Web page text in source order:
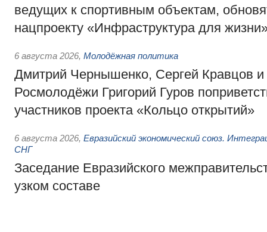
ведущих к спортивным объектам,
нацпроекту «Инфраструктура для
6 августа 2026, Молодёжная политика
Дмитрий Чернышенко, Сергей Кравцов и
Росмолодёжи Григорий Гуров
участников проекта «Кольцо открытий»
6 августа 2026, Евразийский экономический союз.
СНГ
Заседание Евразийского
узком составе